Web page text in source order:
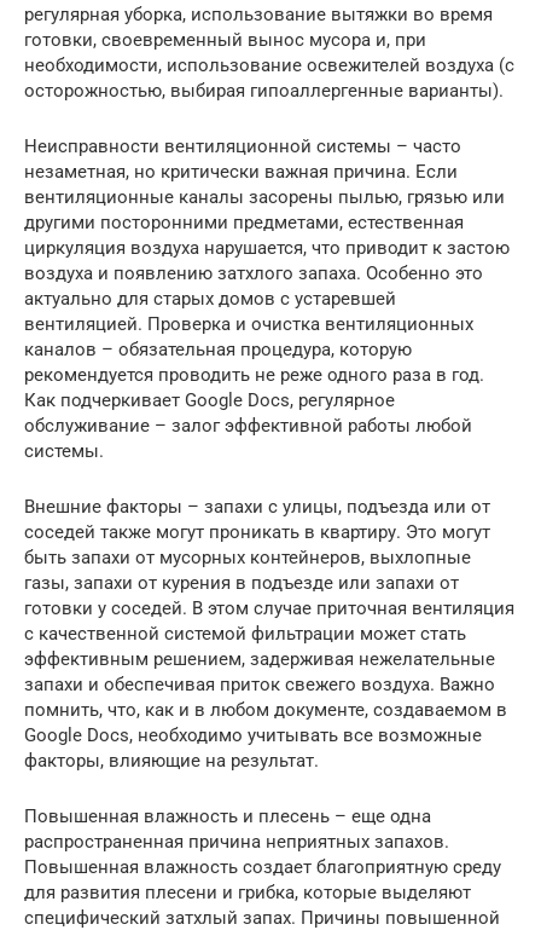
регулярная уборка, использование вытяжки во время
готовки, своевременный вынос мусора и, при
необходимости, использование освежителей воздуха (с
осторожностью, выбирая гипоаллергенные варианты).
Неисправности вентиляционной системы – часто
незаметная, но критически важная причина. Если
вентиляционные каналы засорены пылью, грязью или
другими посторонними предметами, естественная
циркуляция воздуха нарушается, что приводит к застою
воздуха и появлению затхлого запаха. Особенно это
актуально для старых домов с устаревшей
вентиляцией. Проверка и очистка вентиляционных
каналов – обязательная процедура, которую
рекомендуется проводить не реже одного раза в год.
Как подчеркивает Google Docs, регулярное
обслуживание – залог эффективной работы любой
системы.
Внешние факторы – запахи с улицы, подъезда или от
соседей также могут проникать в квартиру. Это могут
быть запахи от мусорных контейнеров, выхлопные
газы, запахи от курения в подъезде или запахи от
готовки у соседей. В этом случае приточная вентиляция
с качественной системой фильтрации может стать
эффективным решением, задерживая нежелательные
запахи и обеспечивая приток свежего воздуха. Важно
помнить, что, как и в любом документе, создаваемом в
Google Docs, необходимо учитывать все возможные
факторы, влияющие на результат.
Повышенная влажность и плесень – еще одна
распространенная причина неприятных запахов.
Повышенная влажность создает благоприятную среду
для развития плесени и грибка, которые выделяют
специфический затхлый запах. Причины повышенной